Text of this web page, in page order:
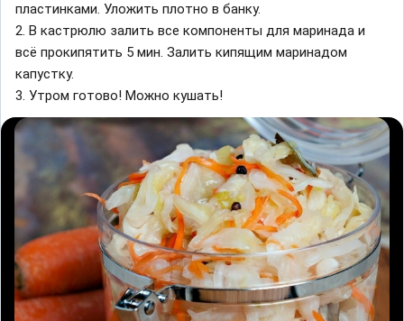
пластинками. Уложить плотно в банку.
2. В кастрюлю залить все компоненты для маринада и
всё прокипятить 5 мин. Залить кипящим маринадом
капустку.
3. Утром готово! Можно кушать!